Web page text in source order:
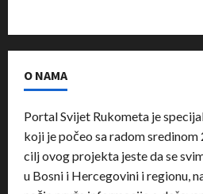
O NAMA
Portal Svijet Rukometa je
koji je počeo sa radom sredinom
cilj ovog projekta jeste da se
u Bosni i Hercegovini i regionu,